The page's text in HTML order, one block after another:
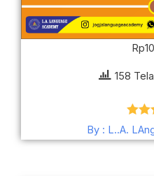
Rp
158
By : L..A.